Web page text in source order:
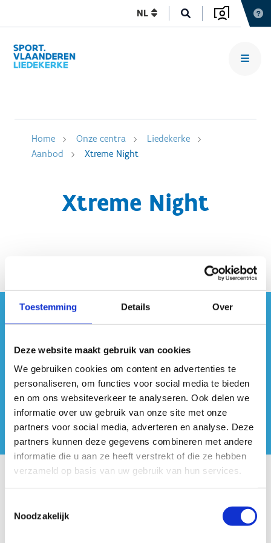
Toestemming Details Over
Deze website maakt gebruik van cookies
We gebruiken cookies om content en advertenties te
personaliseren, om functies voor social media te bieden
en om ons websiteverkeer te analyseren. Ook delen we
informatie over uw gebruik van onze site met onze
partners voor social media, adverteren en analyse. Deze
partners kunnen deze gegevens combineren met andere
informatie die u aan ze heeft verstrekt of die ze hebben
verzameld op basis van uw gebruik van hun services.
Noodzakelijk
NL
Home Onze centra
Liedekerke
Aanbod
Xtreme Night
Xtreme Night
#sportersbelevenmeer
ook op sociale media
Sport Vlaanderen Hoofdzetel